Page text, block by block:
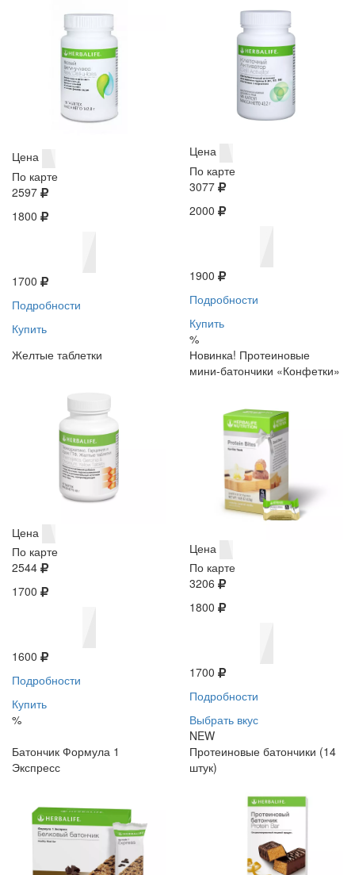
Цена
По карте
2597
1800
1700
Подробности
Купить
Цена
По карте
3077
2000
1900
Подробности
Купить
%
Желтые таблетки
Цена
По карте
2544
1700
1600
Подробности
Купить
%
Новинка! Протеиновые
мини-батончики «Конфетки»
Цена
По карте
3206
1800
1700
Подробности
Выбрать вкус
NEW
Батончик Формула 1
Экспресс
Протеиновые батончики (14
штук)